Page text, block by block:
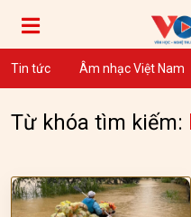
Tin tức Âm nhạc Việt Nam
Từ khóa tìm kiếm: